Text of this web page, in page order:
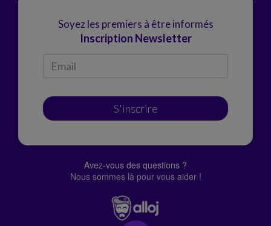
Soyez les premiers à être informés
Inscription Newsletter
S'inscrire
Avez-vous des questions ?
Nous sommes là pour vous aider !